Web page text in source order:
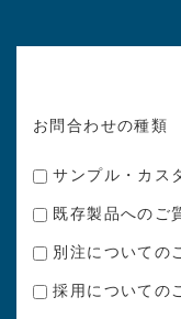
お問合わせの種類
サンプル・カス
既存製品へのご
別注についての
採用についての